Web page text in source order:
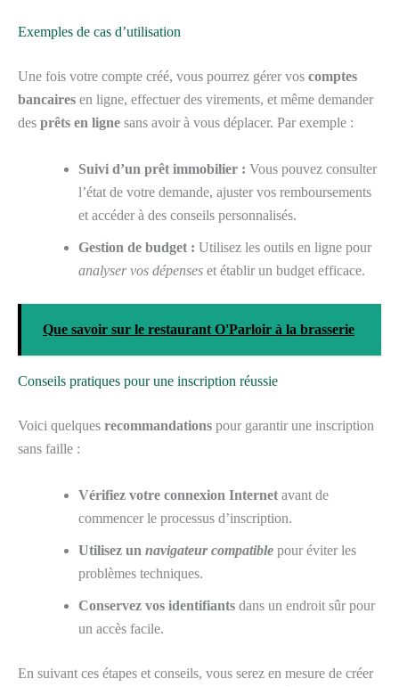
Exemples de cas d’utilisation
Une fois votre compte créé, vous pourrez gérer vos comptes
bancaires en ligne, effectuer des virements, et même demander
des prêts en ligne sans avoir à vous déplacer. Par exemple :
Suivi d’un prêt immobilier : Vous pouvez consulter
l’état de votre demande, ajuster vos remboursements
et accéder à des conseils personnalisés.
Gestion de budget : Utilisez les outils en ligne pour
analyser vos dépenses et établir un budget efficace.
Que savoir sur le restaurant O'Parloir à la brasserie
Conseils pratiques pour une inscription réussie
Voici quelques recommandations pour garantir une inscription
sans faille :
Vérifiez votre connexion Internet avant de
commencer le processus d’inscription.
Utilisez un navigateur compatible pour éviter les
problèmes techniques.
Conservez vos identifiants dans un endroit sûr pour
un accès facile.
En suivant ces étapes et conseils, vous serez en mesure de créer